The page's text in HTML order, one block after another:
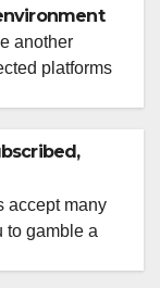
another
platforms
that casinos
any time
newest SWC
accept many
to gamble a